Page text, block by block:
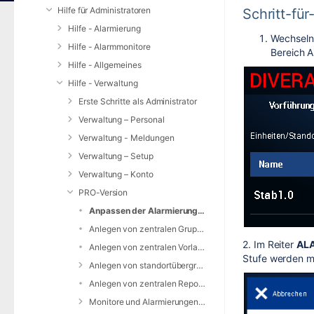
Hilfe für Administratoren
Hilfe - Alarmierung
Hilfe - Alarmmonitore
Hilfe - Allgemeines
Hilfe - Verwaltung
Erste Schritte als Administrator
Verwaltung – Personal
Verwaltung - Meldungen
Verwaltung – Setup
Verwaltung – Konto
PRO-Version
Anpassen der Alarmierungsdaten
Anlegen von zentralen Gruppen (PRO-Version)
Anlegen von zentralen Vorlagen (PRO-Version)
Anlegen von standortübergreifenden Monitoren
Anlegen von zentralen Reports
Monitore und Alarmierungen für zentrale Benutzer/Administratoren
Schritt-
Bereich
2. Im Reiter
Stufe werden